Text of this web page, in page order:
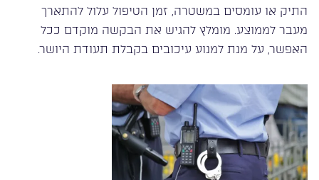
התיק או עומסים במשטרה, זמן הטיפול עלול להתארך
מעבר לממוצע. מומלץ להגיש את הבקשה מוקדם ככל
האפשר, על מנת למנוע עיכובים בקבלת תעודת היושר.